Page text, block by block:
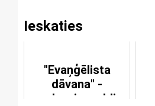
Ieskaties
"Evaņģēlista
dāvana" -
galvenie maldi